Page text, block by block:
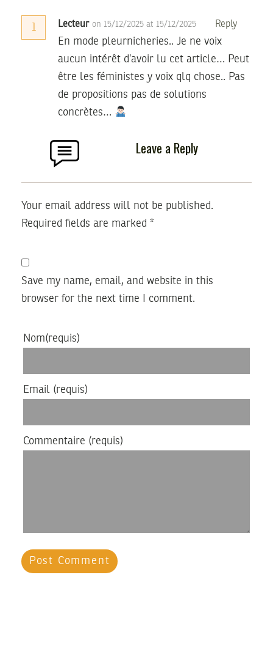
1 Lecteur on 15/12/2025 at 15/12/2025 Reply
En mode pleurnicheries.. Je ne voix
aucun intérêt d’avoir lu cet article… Peut
être les féministes y voix qlq chose.. Pas
de propositions pas de solutions
concrètes…
Leave a Reply
Your email address will not be published.
Required fields are marked *
Save my name, email, and website in this
browser for the next time I comment.
Nom(requis)
Email (requis)
Commentaire (requis)